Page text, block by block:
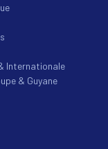
Internationale
& Guyane